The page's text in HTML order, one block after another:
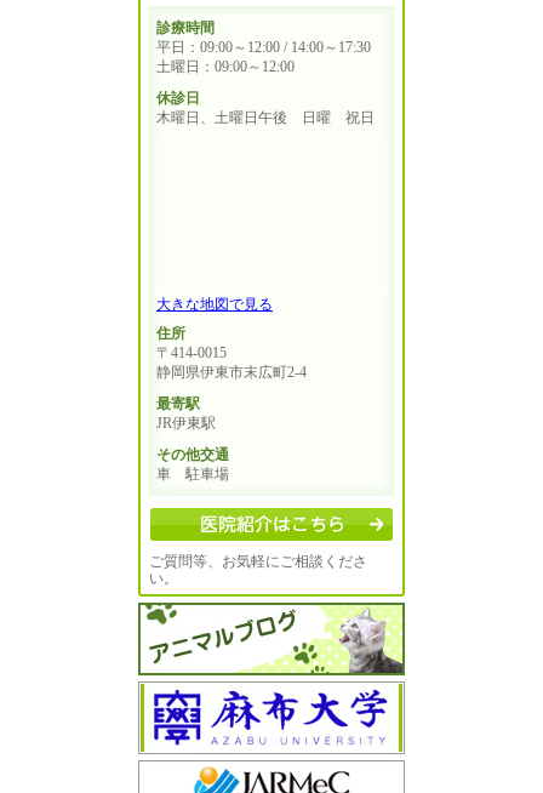
診療時間
平日：09:00～12:00 / 14:00～17:30
土曜日：09:00～12:00
休診日
木曜日、土曜日午後 日曜 祝日
大きな地図で見る
住所
〒414-0015
静岡県伊東市末広町2-4
最寄駅
JR伊東駅
その他交通
車 駐車場
ご質問等、お気軽にご相談くださ
い。